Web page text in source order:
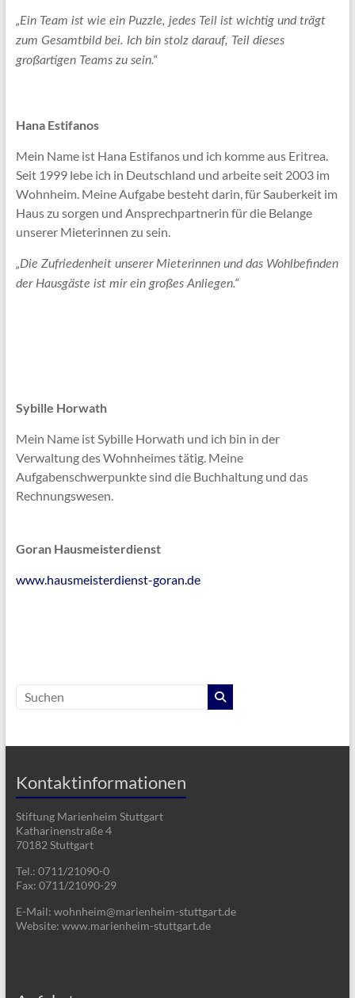
„Ein Team ist wie ein Puzzle, jedes Teil ist wichtig und trägt
zum Gesamtbild bei. Ich bin stolz darauf, Teil dieses
großartigen Teams zu sein.“
Hana Estifanos
Mein Name ist Hana Estifanos und ich komme aus Eritrea.
Seit 1999 lebe ich in Deutschland und arbeite seit 2003 im
Wohnheim. Meine Aufgabe besteht darin, für Sauberkeit im
Haus zu sorgen und Ansprechpartnerin für die Belange
unserer Mieterinnen zu sein.
„Die Zufriedenheit unserer Mieterinnen und das Wohlbefinden
der Hausgäste ist mir ein großes Anliegen.“
Sybille Horwath
Mein Name ist Sybille Horwath und ich bin in der
Verwaltung des Wohnheimes tätig. Meine
Aufgabenschwerpunkte sind die Buchhaltung und das
Rechnungswesen.
Goran Hausmeisterdienst
www.hausmeisterdienst-goran.de
Kontaktinformationen
Stiftung Marienheim Stuttgart
Katharinenstraße 4
70182 Stuttgart
Tel.: 0711/21090-0
Fax: 0711/21090-29
E-Mail: wohnheim@marienheim-stuttgart.de
Website: www.marienheim-stuttgart.de